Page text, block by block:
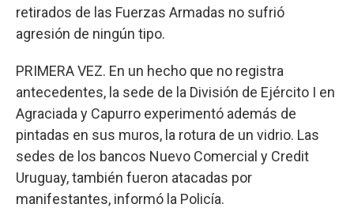
retirados de las Fuerzas Armadas no sufrió
agresión de ningún tipo.
PRIMERA VEZ. En un hecho que no registra
antecedentes, la sede de la División de Ejército I en
Agraciada y Capurro experimentó además de
pintadas en sus muros, la rotura de un vidrio. Las
sedes de los bancos Nuevo Comercial y Credit
Uruguay, también fueron atacadas por
manifestantes, informó la Policía.